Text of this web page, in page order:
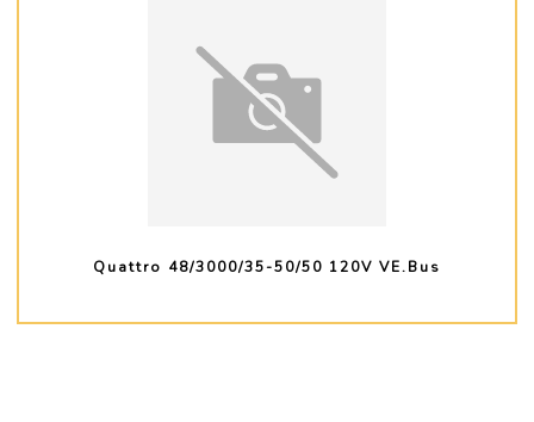
Quattro 48/3000/35-50/50 120V VE.Bus